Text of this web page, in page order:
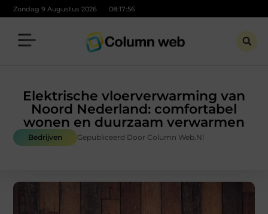
Zondag 9 Augustus 2026 08:17:57
Elektrische vloerverwarming van
Noord Nederland: comfortabel
wonen en duurzaam verwarmen
Bedrijven Gepubliceerd Door Column Web.nl